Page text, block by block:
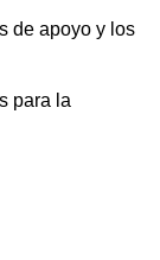
de apoyo y los
para la